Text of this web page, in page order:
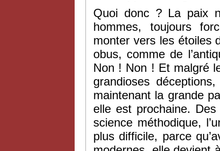
Quoi donc ? La paix
hommes, toujours
monter vers les étoiles
obus, comme de
Non ! Non ! Et malgré
grandioses
maintenant la grande
elle est prochaine.
science méthodique,
plus difficile, parce